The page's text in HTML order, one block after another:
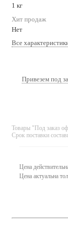
1 кг
Хит продаж
Нет
Все
Привезем под
Товары "Под заказ
Срок поставки
Цена
Цена актуальна